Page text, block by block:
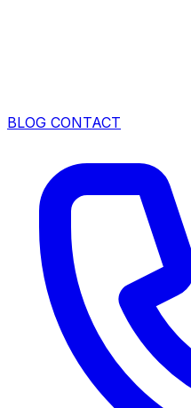
BLOG CONTACT